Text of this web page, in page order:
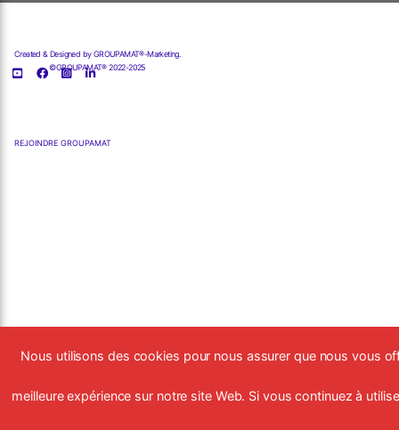
Created & Designed by GROUPAMAT®-Marketing.
©GROUPAMAT® 2022-2025
REJOINDRE GROUPAMAT
Nous utilisons des cookies pour nous assurer que nous vous
meilleure expérience sur notre site Web. Si vous continuez à